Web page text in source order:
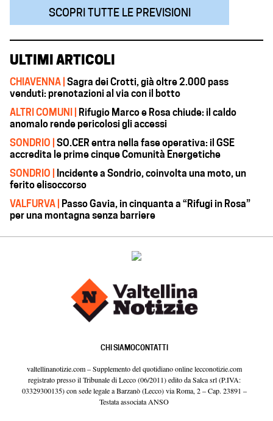
SCOPRI TUTTE LE PREVISIONI
ULTIMI ARTICOLI
CHIAVENNA | Sagra dei Crotti, già oltre 2.000 pass
venduti: prenotazioni al via con il botto
ALTRI COMUNI | Rifugio Marco e Rosa chiude: il caldo
anomalo rende pericolosi gli accessi
SONDRIO | SO.CER entra nella fase operativa: il GSE
accredita le prime cinque Comunità Energetiche
SONDRIO | Incidente a Sondrio, coinvolta una moto, un
ferito elisoccorso
VALFURVA | Passo Gavia, in cinquanta a “Rifugi in Rosa”
per una montagna senza barriere
CHI SIAMOCONTATTI
valtellinanotizie.com – Supplemento del quotidiano online lecconotizie.com
registrato presso il Tribunale di Lecco (06/2011) edito da Salca srl (P.IVA:
03329300135) con sede legale a Barzanò (Lecco) via Roma, 2 – Cap. 23891 –
Testata associata ANSO